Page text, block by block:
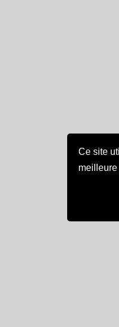
Ce site